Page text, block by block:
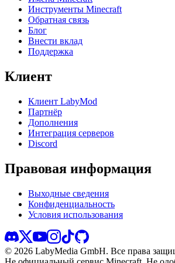
Инструменты Minecraft
Обратная связь
Блог
Внести вклад
Поддержка
Клиент
Клиент LabyMod
Партнёр
Дополнения
Интеграция серверов
Discord
Правовая информация
Выходные сведения
Конфиденциальность
Условия использования
© 2026 LabyMedia GmbH. Все права